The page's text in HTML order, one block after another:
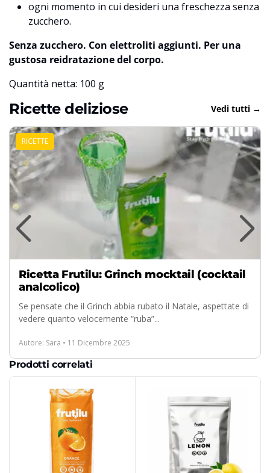
ogni momento in cui desideri una freschezza senza
zucchero.
Senza zucchero. Con elettroliti aggiunti. Per una
gustosa reidratazione del corpo.
Quantità netta: 100 g
Ricette deliziose Vedi tutti →
RICETTE
Ricetta Frutilu: Grinch mocktail (cocktail
analcolico)
Se pensate che il Grinch abbia rubato il Natale, aspettate di
vedere quanto velocemente “ruba”...
Autore: Sara • 11 Dicembre 2025
Prodotti correlati